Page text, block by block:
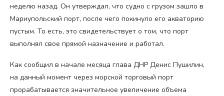
неделю назад. Он утверждал, что судно с грузом зашло в
Мариупольский порт, после чего покинуло его акваторию
пустым. То есть, это свидетельствует о том, что порт
выполнял свое прямой назначение и работал.
Как сообщил в начале месяца глава ДНР Денис Пушилин,
на данный момент через морской торговый порт
прорабатывается значительное увеличение объема